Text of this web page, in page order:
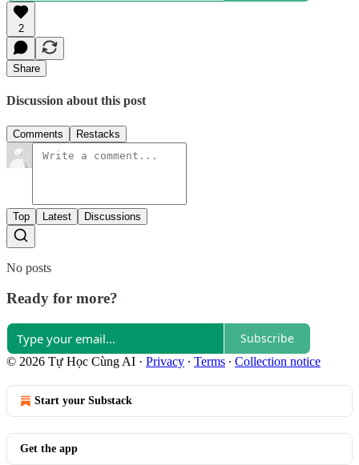
2
Share
Discussion about this post
Comments Restacks
Top Latest Discussions
No posts
Ready for more?
Subscribe
© 2026 Tự Học Cùng AI · Privacy ∙ Terms ∙ Collection notice
Start your Substack
Get the app